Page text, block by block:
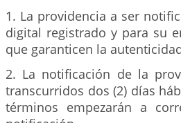
1. La providencia a ser
digital registrado y para su
que garanticen la
2. La notificación de la
transcurridos dos (2) días
términos empezarán a